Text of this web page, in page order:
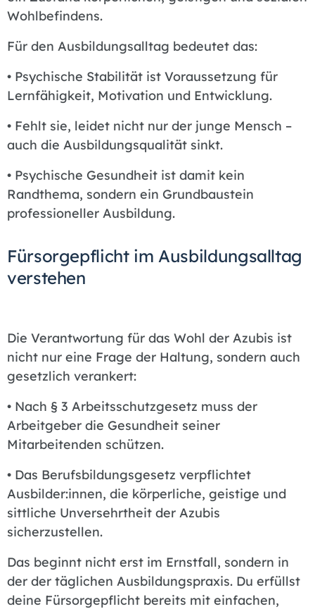
Wohlbefindens.
Für den Ausbildungsalltag bedeutet das:
• Psychische Stabilität ist Voraussetzung für
Lernfähigkeit, Motivation und Entwicklung.
• Fehlt sie, leidet nicht nur der junge Mensch –
auch die Ausbildungsqualität sinkt.
• Psychische Gesundheit ist damit kein
Randthema, sondern ein Grundbaustein
professioneller Ausbildung.
Fürsorgepflicht im Ausbildungsalltag
verstehen
Die Verantwortung für das Wohl der Azubis ist
nicht nur eine Frage der Haltung, sondern auch
gesetzlich verankert:
• Nach § 3 Arbeitsschutzgesetz muss der
Arbeitgeber die Gesundheit seiner
Mitarbeitenden schützen.
• Das Berufsbildungsgesetz verpflichtet
Ausbilder:innen, die körperliche, geistige und
sittliche Unversehrtheit der Azubis
sicherzustellen.
Das beginnt nicht erst im Ernstfall, sondern in
der der täglichen Ausbildungspraxis. Du erfüllst
deine Fürsorgepflicht bereits mit einfachen,